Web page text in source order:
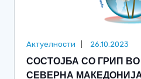
Актуелности 26.10.2023
СОСТОЈБА СО ГРИП
СЕВЕРНА